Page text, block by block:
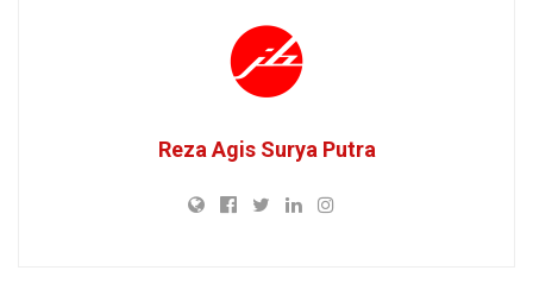
Reza Agis Surya Putra